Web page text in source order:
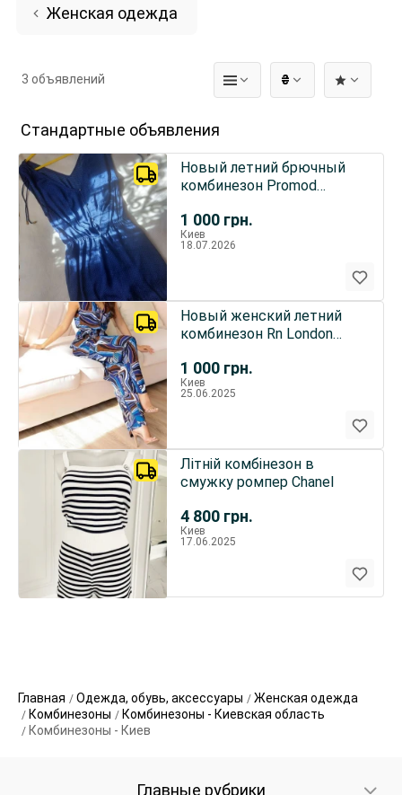
Женская одежда
₴
3 объявлений
Стандартные объявления
1 000 грн.
Новый летний брючный
комбинезон Promod
Киев
18.07.2026
1 000 грн.
Новый женский летний
комбинезон Rn London
Киев
25.06.2025
4 800 грн.
Літній комбінезон в
смужку ромпер Chanel
Киев
17.06.2025
Главная Одежда, обувь, аксессуары
Женская одежда
Комбинезоны
Комбинезоны - Киевская область
Комбинезоны - Киев
Главные рубрики